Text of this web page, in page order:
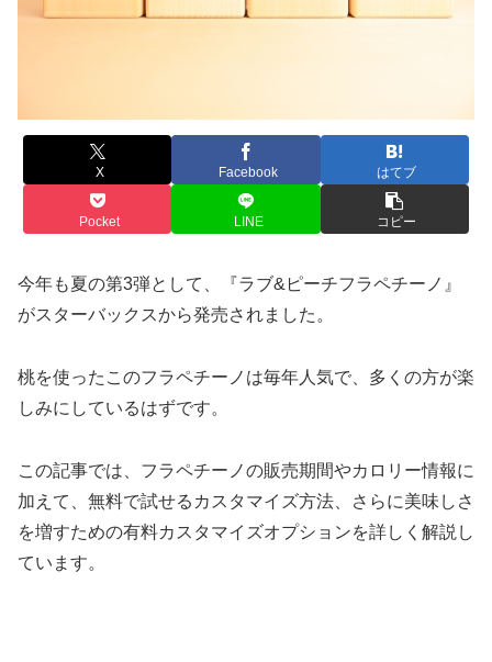
X Facebook はてブ
Pocket LINE コピー
今年も夏の第3弾として、『ラブ&ピーチフラペチーノ』
がスターバックスから発売されました。
桃を使ったこのフラペチーノは毎年人気で、多くの方が楽
しみにしているはずです。
この記事では、フラペチーノの販売期間やカロリー情報に
加えて、無料で試せるカスタマイズ方法、さらに美味しさ
を増すための有料カスタマイズオプションを詳しく解説し
ています。